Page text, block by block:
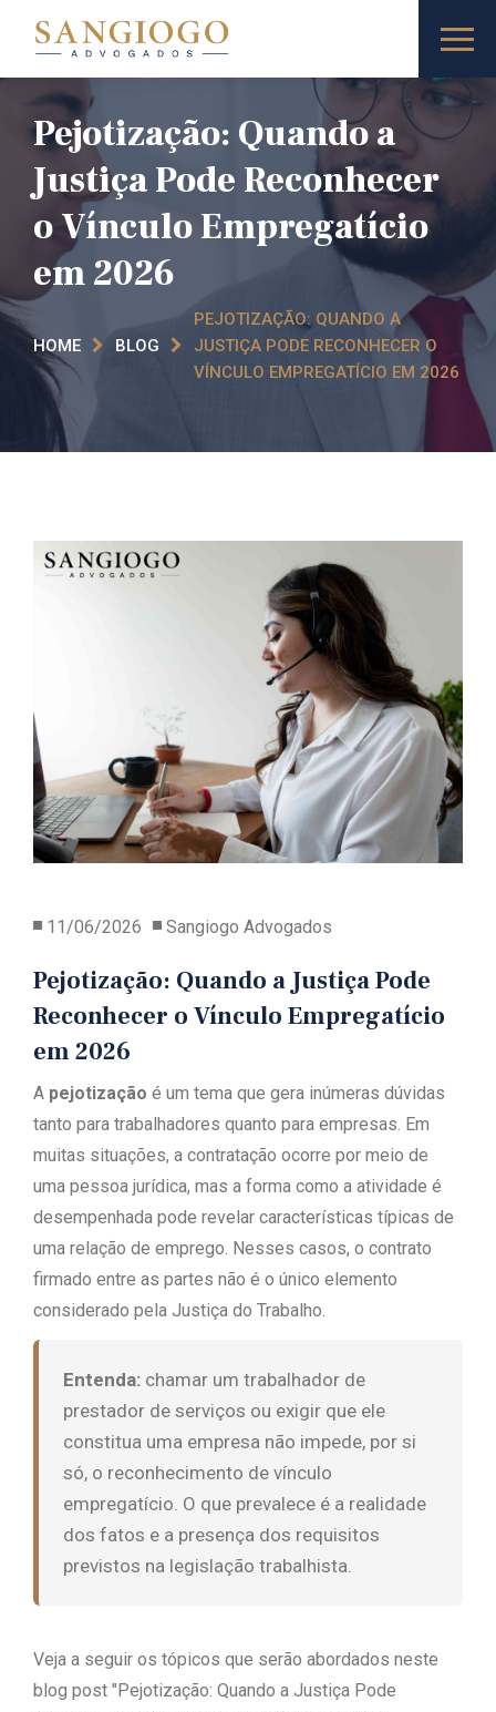
Pejotização: Quando a
Justiça Pode Reconhecer
o Vínculo Empregatício
em 2026
HOME BLOG
PEJOTIZAÇÃO: QUANDO A
JUSTIÇA PODE RECONHECER O
VÍNCULO EMPREGATÍCIO EM 2026
11/06/2026 Sangiogo Advogados
Pejotização: Quando a Justiça Pode
Reconhecer o Vínculo Empregatício
em 2026
A pejotização é um tema que gera inúmeras dúvidas
tanto para trabalhadores quanto para empresas. Em
muitas situações, a contratação ocorre por meio de
uma pessoa jurídica, mas a forma como a atividade é
desempenhada pode revelar características típicas de
uma relação de emprego. Nesses casos, o contrato
firmado entre as partes não é o único elemento
considerado pela Justiça do Trabalho.
Entenda: chamar um trabalhador de
prestador de serviços ou exigir que ele
constitua uma empresa não impede, por si
só, o reconhecimento de vínculo
empregatício. O que prevalece é a realidade
dos fatos e a presença dos requisitos
previstos na legislação trabalhista.
Veja a seguir os tópicos que serão abordados neste
blog post "Pejotização: Quando a Justiça Pode